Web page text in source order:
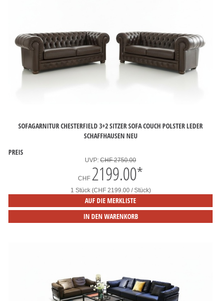
SOFAGARNITUR CHESTERFIELD 3+2 SITZER SOFA COUCH POLSTER LEDER
SCHAFFHAUSEN NEU
PREIS
UVP: CHF 2750.00
CHF 2199.00*
1 Stück (CHF 2199.00 / Stück)
AUF DIE MERKLISTE
IN DEN WARENKORB